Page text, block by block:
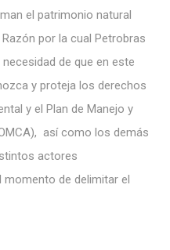
el patrimonio natural
Razón por la cual Petrobras
de que en este
y proteja los derechos
y el Plan de Manejo y
así como los demás
actores
de delimitar el